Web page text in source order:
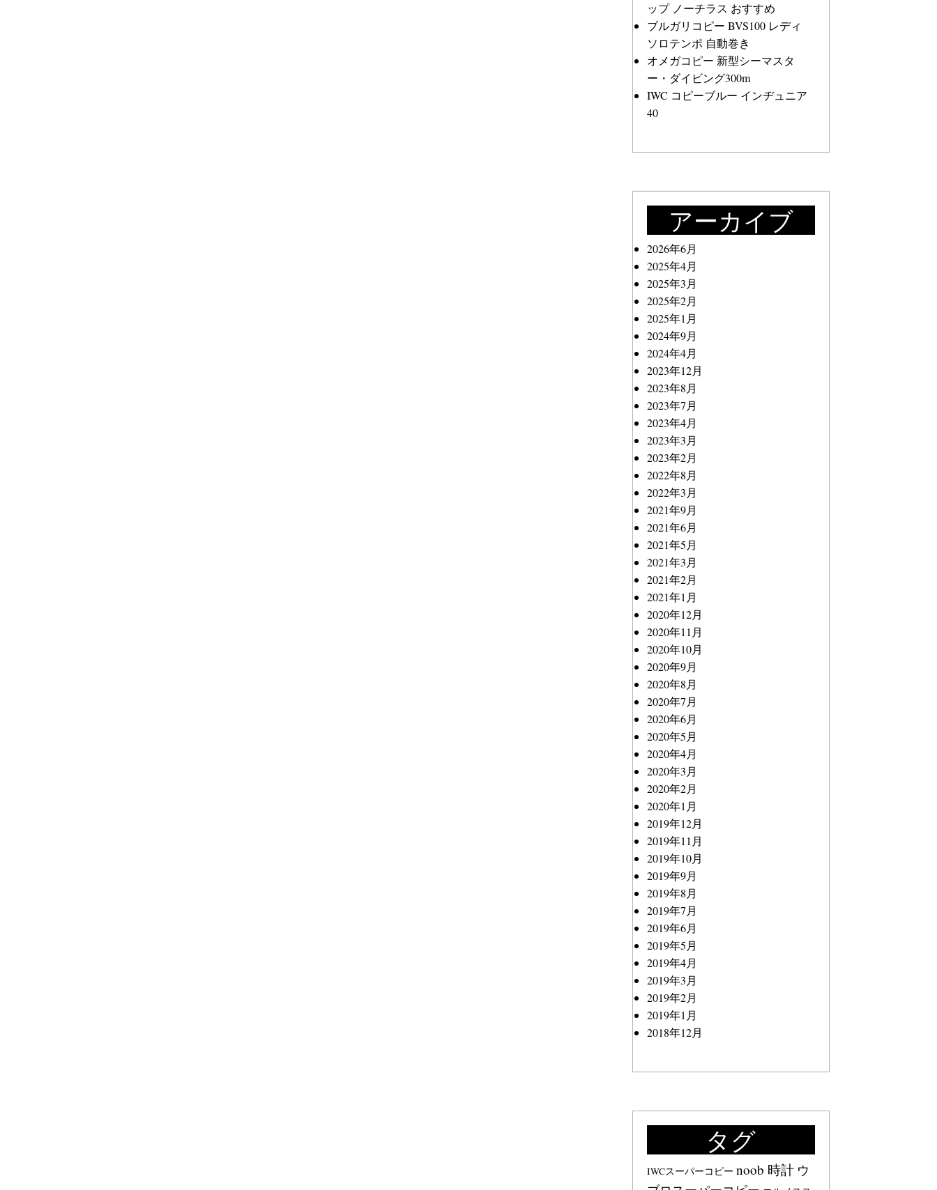
ップ ノーチラス おすすめ
ブルガリコピー BVS100 レディ
ソロテンポ 自動巻き
オメガコピー 新型シーマスタ
ー・ダイビング300m
IWC コピーブルー インヂュニア
40
アーカイブ
2026年6月
2025年4月
2025年3月
2025年2月
2025年1月
2024年9月
2024年4月
2023年12月
2023年8月
2023年7月
2023年4月
2023年3月
2023年2月
2022年8月
2022年3月
2021年9月
2021年6月
2021年5月
2021年3月
2021年2月
2021年1月
2020年12月
2020年11月
2020年10月
2020年9月
2020年8月
2020年7月
2020年6月
2020年5月
2020年4月
2020年3月
2020年2月
2020年1月
2019年12月
2019年11月
2019年10月
2019年9月
2019年8月
2019年7月
2019年6月
2019年5月
2019年4月
2019年3月
2019年2月
2019年1月
2018年12月
タグ
IWCスーパーコピー noob 時計 ウ